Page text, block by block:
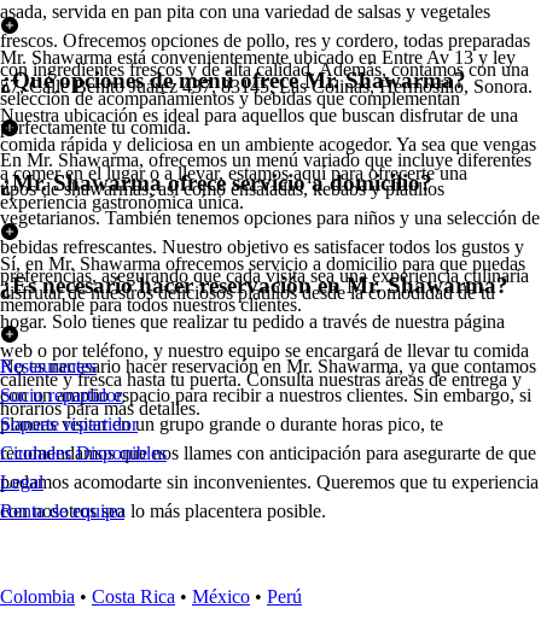
asada, servida en pan pita con una variedad de salsas y vegetales
frescos. Ofrecemos opciones de pollo, res y cordero, todas preparadas
con ingredientes frescos y de alta calidad. Además, contamos con una
selección de acompañamientos y bebidas que complementan
perfectamente tu comida.
Mr. Shawarma está convenientemente ubicado en Entre Av 13 y ley
57, Calle Benito Juárez 437, 83145, Las Colinas, Hermosillo, Sonora.
Nuestra ubicación es ideal para aquellos que buscan disfrutar de una
comida rápida y deliciosa en un ambiente acogedor. Ya sea que vengas
a comer en el lugar o a llevar, estamos aquí para ofrecerte una
experiencia gastronómica única.
¿Qué opciones de menú ofrece Mr. Shawarma?
En Mr. Shawarma, ofrecemos un menú variado que incluye diferentes
tipos de shawarmas, así como ensaladas, kebabs y platillos
vegetarianos. También tenemos opciones para niños y una selección de
bebidas refrescantes. Nuestro objetivo es satisfacer todos los gustos y
preferencias, asegurando que cada visita sea una experiencia culinaria
memorable para todos nuestros clientes.
¿Mr. Shawarma ofrece servicio a domicilio?
Sí, en Mr. Shawarma ofrecemos servicio a domicilio para que puedas
disfrutar de nuestros deliciosos platillos desde la comodidad de tu
hogar. Solo tienes que realizar tu pedido a través de nuestra página
web o por teléfono, y nuestro equipo se encargará de llevar tu comida
caliente y fresca hasta tu puerta. Consulta nuestras áreas de entrega y
horarios para más detalles.
¿Es necesario hacer reservación en Mr. Shawarma?
No es necesario hacer reservación en Mr. Shawarma, ya que contamos
con un amplio espacio para recibir a nuestros clientes. Sin embargo, si
planeas visitar en un grupo grande o durante horas pico, te
recomendamos que nos llames con anticipación para asegurarte de que
podamos acomodarte sin inconvenientes. Queremos que tu experiencia
con nosotros sea lo más placentera posible.
Restaurantes
Socio repartidor
Soporte repartidor
Ciudades Disponibles
Legal
Renta de equipo
Colombia • Costa Rica • México • Perú